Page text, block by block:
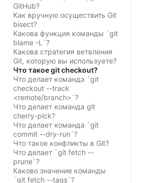
GitHub?
Как вручную осуществить Git
bisect?
Какова функция команды `git
blame -L`?
Какова стратегия ветвления
Git, которую вы используете?
Что такое git checkout?
Что делает команда `git
checkout --track
<remote/branch>`?
Что делает команда git
cherry-pick?
Что делает команда `git
commit --dry-run`?
Что такое конфликты в Git?
Что делает `git fetch --
prune`?
Каково значение команды
`git fetch --tags`?